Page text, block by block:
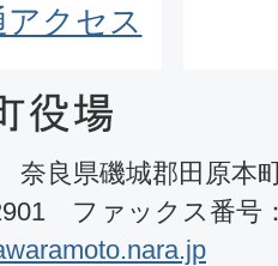
クセス
奈良県磯城郡田原本
ファックス番号